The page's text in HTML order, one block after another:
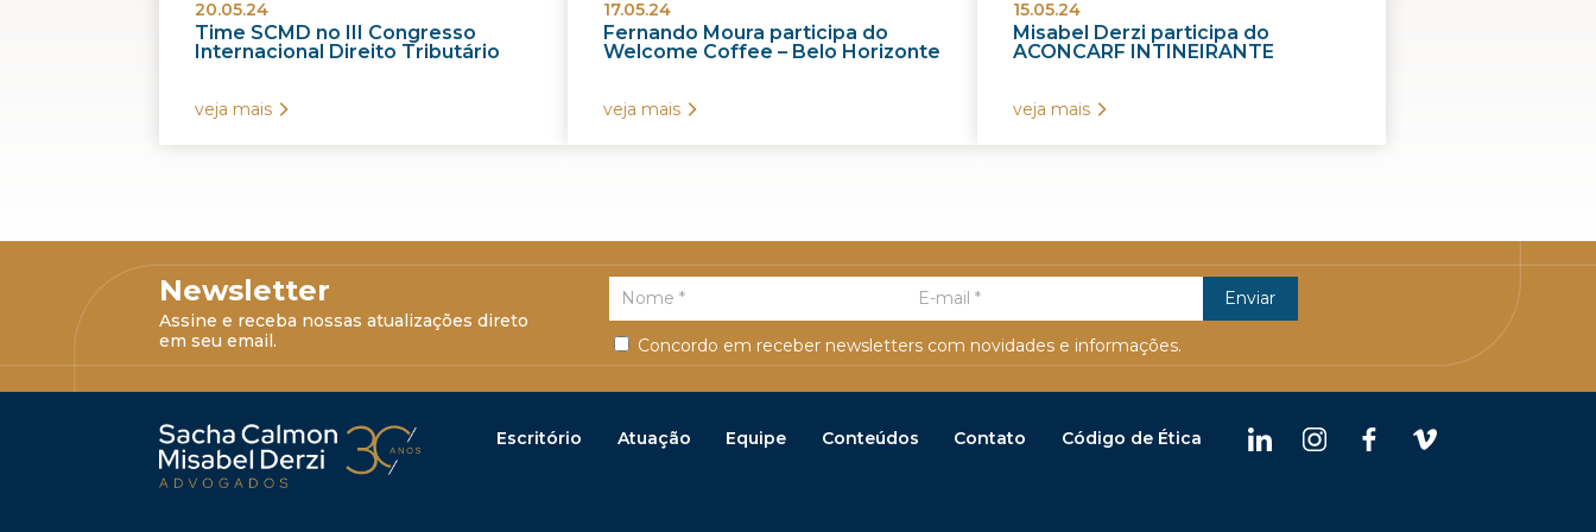
20.05.24
Time SCMD no III Congresso
Internacional Direito Tributário
veja mais
17.05.24
Fernando Moura participa do
Welcome Coffee – Belo Horizonte
veja mais
15.05.24
Misabel Derzi participa do
ACONCARF INTINEIRANTE
veja mais
Newsletter
Assine e receba nossas atualizações direto
em seu email.
Concordo em receber newsletters com novidades e informações.
Escritório Atuação Equipe Conteúdos Contato Código de Ética